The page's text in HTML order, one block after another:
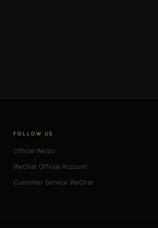
FOLLOW US
Official Weibo
WeChat Official Account
Customer Service WeChat